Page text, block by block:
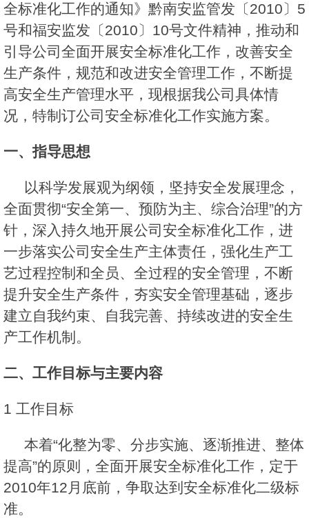
全标准化工作的通知》黔南安监管发〔2010〕5
号和福安监发〔2010〕10号文件精神，推动和
引导公司全面开展安全标准化工作，改善安全
生产条件，规范和改进安全管理工作，不断提
高安全生产管理水平，现根据我公司具体情
况，特制订公司安全标准化工作实施方案。
一、指导思想
以科学发展观为纲领，坚持安全发展理念，
全面贯彻“安全第一、预防为主、综合治理”的方
针，深入持久地开展公司安全标准化工作，进
一步落实公司安全生产主体责任，强化生产工
艺过程控制和全员、全过程的安全管理，不断
提升安全生产条件，夯实安全管理基础，逐步
建立自我约束、自我完善、持续改进的安全生
产工作机制。
二、工作目标与主要内容
1 工作目标
本着“化整为零、分步实施、逐渐推进、整体
提高”的原则，全面开展安全标准化工作，定于
2010年12月底前，争取达到安全标准化二级标
准。